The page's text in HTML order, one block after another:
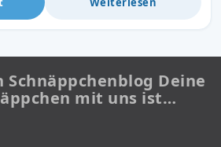
Schnäppchenblog Deine
mit uns ist…